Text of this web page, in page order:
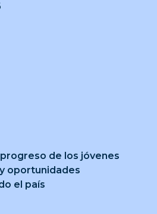
progreso de los jóvenes
oportunidades
el país